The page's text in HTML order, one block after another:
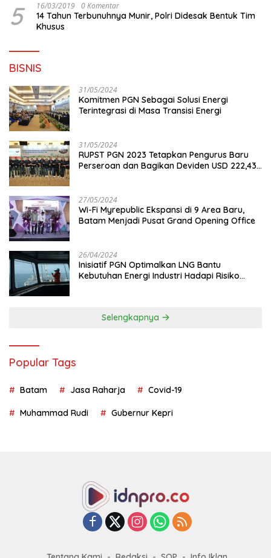
5 16/03/2019 0 Komentar
14 Tahun Terbunuhnya Munir, Polri Didesak Bentuk Tim
Khusus
BISNIS
31/05/2024
Komitmen PGN Sebagai Solusi Energi
Terintegrasi di Masa Transisi Energi
31/05/2024
RUPST PGN 2023 Tetapkan Pengurus Baru
Perseroan dan Bagikan Deviden USD 222,43
27/05/2024
Wi-Fi Myrepublic Ekspansi di 9 Area Baru,
Batam Menjadi Pusat Grand Opening Office
26/04/2024
Inisiatif PGN Optimalkan LNG Bantu
Kebutuhan Energi Industri Hadapi Risiko
Selengkapnya
Popular Tags
Batam Jasa Raharja Covid-19
Muhammad Rudi Gubernur Kepri